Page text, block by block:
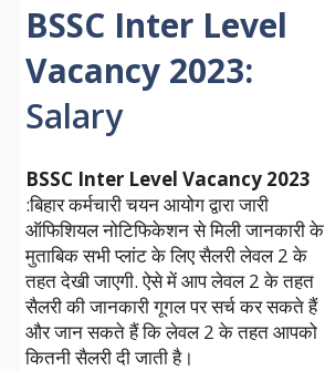
BSSC Inter Level
Vacancy 2023:
Salary
BSSC Inter Level Vacancy 2023
:बिहार कर्मचारी चयन आयोग द्वारा जारी
ऑफिशियल नोटिफिकेशन से मिली जानकारी के
मुताबिक सभी प्लांट के लिए सैलरी लेवल 2 के
तहत देखी जाएगी. ऐसे में आप लेवल 2 के तहत
सैलरी की जानकारी गूगल पर सर्च कर सकते हैं
और जान सकते हैं कि लेवल 2 के तहत आपको
कितनी सैलरी दी जाती है।